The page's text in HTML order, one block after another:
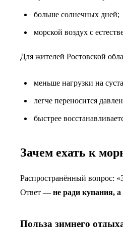
больше солнечных дней;
морской воздух с
Для жителей Ростовской
меньше нагрузки на
легче переносится
быстрее
Зачем ехать к
Распространённый вопрос:
Ответ — не ради купания,
Польза зимнего